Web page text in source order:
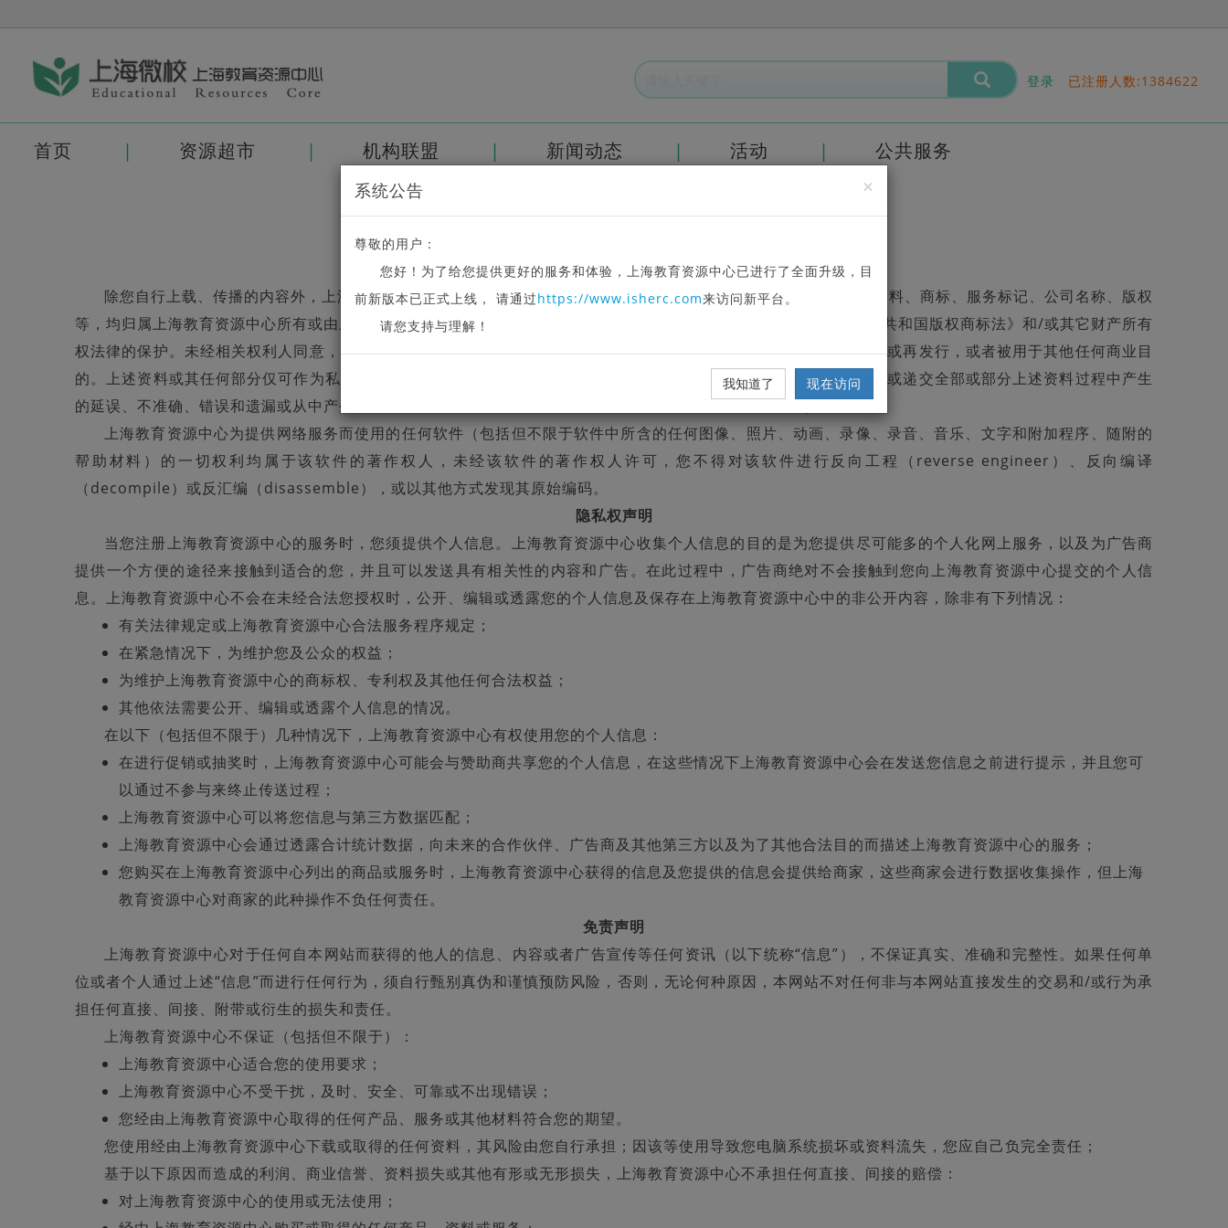
×
系统公告
尊敬的用户：
您好！为了给您提供更好的服务和体验，上海教育资源中心已进行了全面升级，目
前新版本已正式上线， 请通过https://www.isherc.com来访问新平台。
请您支持与理解！
我知道了 现在访问
登录 已注册人数:1384622
首页 资源超市 机构联盟 新闻动态 活动 公共服务
法律声明
知识产权声明
除您自行上载、传播的内容外，上海教育资源中心的服务中包含的任何网页、文本、图片、图形、音频和/或视频资料、商标、服务标记、公司名称、版权
等，均归属上海教育资源中心所有或由上海教育资源中心经合法授权取得，受《中华人民共和国版权法》、《中华人民共和国版权商标法》和/或其它财产所有
权法律的保护。未经相关权利人同意，上述资料均不得在任何媒体直接或间接发布、播放、出于播放或发布目的而改写或再发行，或者被用于其他任何商业目
的。上述资料或其任何部分仅可作为私人用途而保存在某台计算机内。上海教育资源中心不就由上述资料产生或在传送或递交全部或部分上述资料过程中产生
的延误、不准确、错误和遗漏或从中产生或由此产生的任何损害赔偿，以任何形式向您或任何第三方负法律责任。
上海教育资源中心为提供网络服务而使用的任何软件（包括但不限于软件中所含的任何图像、照片、动画、录像、录音、音乐、文字和附加程序、随附的
帮助材料）的一切权利均属于该软件的著作权人，未经该软件的著作权人许可，您不得对该软件进行反向工程（reverse engineer）、反向编译
（decompile）或反汇编（disassemble），或以其他方式发现其原始编码。
隐私权声明
当您注册上海教育资源中心的服务时，您须提供个人信息。上海教育资源中心收集个人信息的目的是为您提供尽可能多的个人化网上服务，以及为广告商
提供一个方便的途径来接触到适合的您，并且可以发送具有相关性的内容和广告。在此过程中，广告商绝对不会接触到您向上海教育资源中心提交的个人信
息。上海教育资源中心不会在未经合法您授权时，公开、编辑或透露您的个人信息及保存在上海教育资源中心中的非公开内容，除非有下列情况：
有关法律规定或上海教育资源中心合法服务程序规定；
在紧急情况下，为维护您及公众的权益；
为维护上海教育资源中心的商标权、专利权及其他任何合法权益；
其他依法需要公开、编辑或透露个人信息的情况。
在以下（包括但不限于）几种情况下，上海教育资源中心有权使用您的个人信息：
在进行促销或抽奖时，上海教育资源中心可能会与赞助商共享您的个人信息，在这些情况下上海教育资源中心会在发送您信息之前进行提示，并且您可
以通过不参与来终止传送过程；
上海教育资源中心可以将您信息与第三方数据匹配；
上海教育资源中心会通过透露合计统计数据，向未来的合作伙伴、广告商及其他第三方以及为了其他合法目的而描述上海教育资源中心的服务；
您购买在上海教育资源中心列出的商品或服务时，上海教育资源中心获得的信息及您提供的信息会提供给商家，这些商家会进行数据收集操作，但上海
教育资源中心对商家的此种操作不负任何责任。
免责声明
上海教育资源中心对于任何自本网站而获得的他人的信息、内容或者广告宣传等任何资讯（以下统称“信息”），不保证真实、准确和完整性。如果任何单
位或者个人通过上述“信息”而进行任何行为，须自行甄别真伪和谨慎预防风险，否则，无论何种原因，本网站不对任何非与本网站直接发生的交易和/或行为承
担任何直接、间接、附带或衍生的损失和责任。
上海教育资源中心不保证（包括但不限于）：
上海教育资源中心适合您的使用要求；
上海教育资源中心不受干扰，及时、安全、可靠或不出现错误；
您经由上海教育资源中心取得的任何产品、服务或其他材料符合您的期望。
您使用经由上海教育资源中心下载或取得的任何资料，其风险由您自行承担；因该等使用导致您电脑系统损坏或资料流失，您应自己负完全责任；
基于以下原因而造成的利润、商业信誉、资料损失或其他有形或无形损失，上海教育资源中心不承担任何直接、间接的赔偿：
对上海教育资源中心的使用或无法使用；